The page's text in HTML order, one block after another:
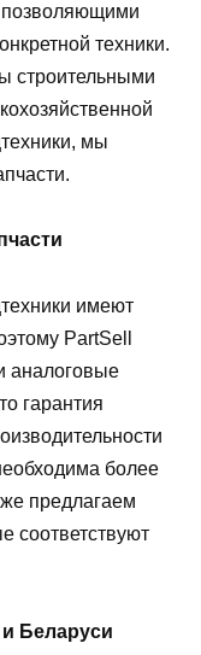
техники.
строительными
мы
имеют
PartSell
аналоговые
гарантия
более
предлагаем
соответствуют
Беларуси